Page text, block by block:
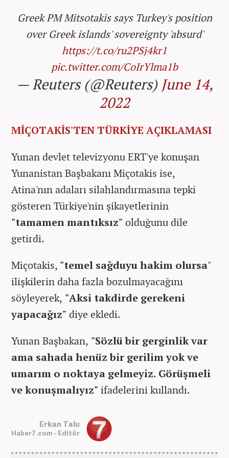
Greek PM Mitsotakis says Turkey's position
over Greek islands' sovereignty 'absurd'
https://t.co/ru2PSj4kr1
pic.twitter.com/CoIrYlma1b
— Reuters (@Reuters) June 14,
2022
MİÇOTAKİS'TEN TÜRKİYE AÇIKLAMASI
Yunan devlet televizyonu ERT'ye konuşan
Yunanistan Başbakanı Miçotakis ise,
Atina'nın adaları silahlandırmasına tepki
gösteren Türkiye'nin şikayetlerinin
"tamamen mantıksız" olduğunu dile
getirdi.
Miçotakis, "temel sağduyu hakim olursa"
ilişkilerin daha fazla bozulmayacağını
söyleyerek, "Aksi takdirde gerekeni
yapacağız" diye ekledi.
Yunan Başbakan, "Sözlü bir gerginlik var
ama sahada henüz bir gerilim yok ve
umarım o noktaya gelmeyiz. Görüşmeli
ve konuşmalıyız" ifadelerini kullandı.
Erkan Talu
Haber7.com - Editör